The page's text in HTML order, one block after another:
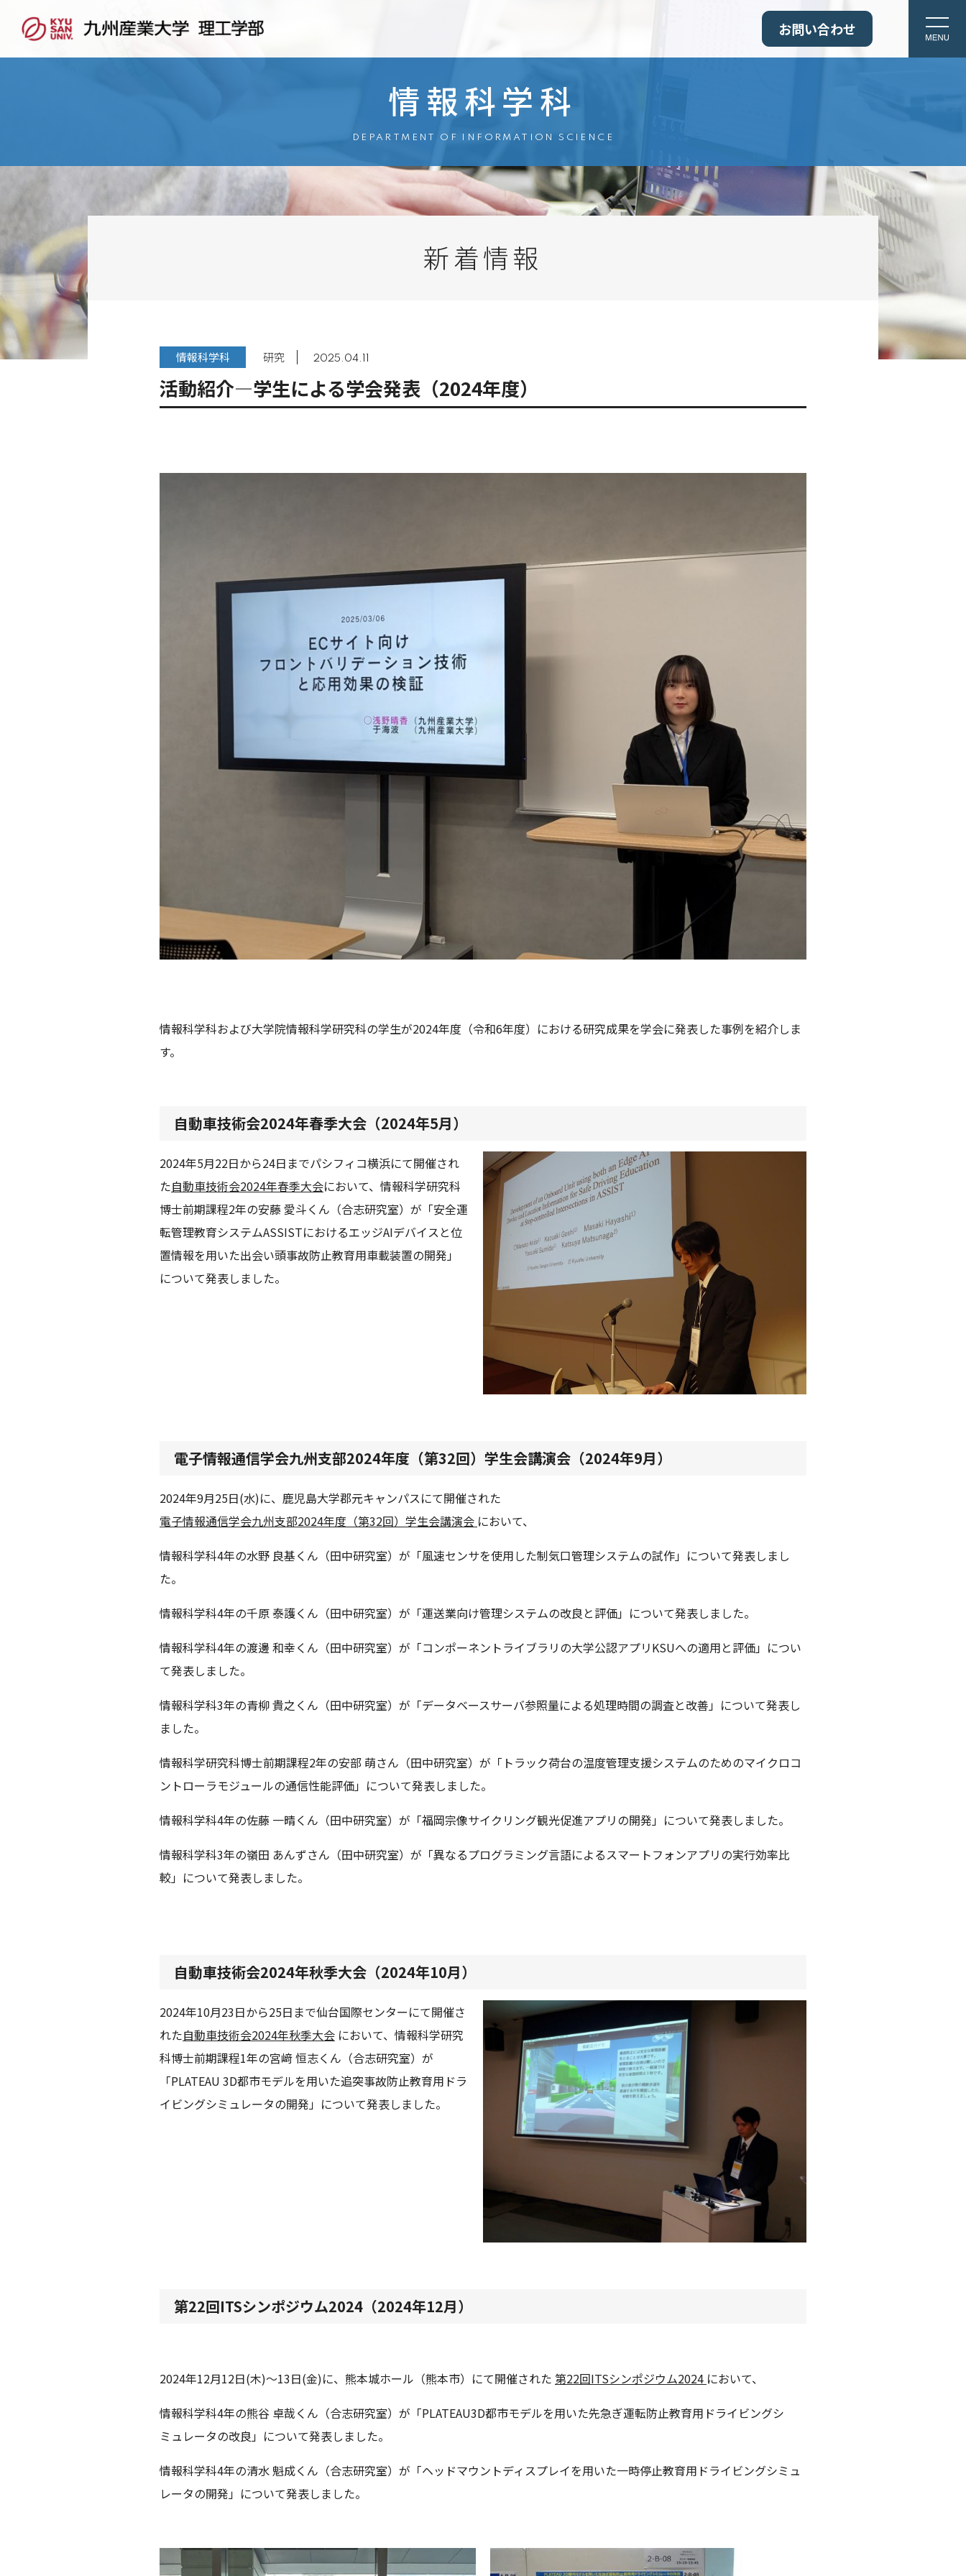
お問い合わせ
情報科学科
DEPARTMENT OF INFORMATION SCIENCE
新着情報
情報科学科 研究 2025.04.11
活動紹介―学生による学会発表（2024年度）
情報科学科および大学院情報科学研究科の学生が2024年度（令和6年度）における研究成果を学会に発表した事例を紹介しま
す。
自動車技術会2024年春季大会（2024年5月）
2024年5月22日から24日までパシフィコ横浜にて開催され
た自動車技術会2024年春季大会において、情報科学研究科
博士前期課程2年の安藤 愛斗くん（合志研究室）が「安全運
転管理教育システムASSISTにおけるエッジAIデバイスと位
置情報を用いた出会い頭事故防止教育用車載装置の開発」
について発表しました。
電子情報通信学会九州支部2024年度（第32回）学生会講演会（2024年9月）
2024年9月25日(水)に、鹿児島大学郡元キャンパスにて開催された
電子情報通信学会九州支部2024年度（第32回）学生会講演会 において、
情報科学科4年の水野 良基くん（田中研究室）が「風速センサを使用した制気口管理システムの試作」について発表しまし
た。
情報科学科4年の千原 泰護くん（田中研究室）が「運送業向け管理システムの改良と評価」について発表しました。
情報科学科4年の渡邊 和幸くん（田中研究室）が「コンポーネントライブラリの大学公認アプリKSUへの適用と評価」につい
て発表しました。
情報科学科3年の青柳 貴之くん（田中研究室）が「データベースサーバ参照量による処理時間の調査と改善」について発表し
ました。
情報科学研究科博士前期課程2年の安部 萌さん（田中研究室）が「トラック荷台の温度管理支援システムのためのマイクロコ
ントローラモジュールの通信性能評価」について発表しました。
情報科学科4年の佐藤 一晴くん（田中研究室）が「福岡宗像サイクリング観光促進アプリの開発」について発表しました。
情報科学科3年の嶺田 あんずさん（田中研究室）が「異なるプログラミング言語によるスマートフォンアプリの実行効率比
較」について発表しました。
自動車技術会2024年秋季大会（2024年10月）
2024年10月23日から25日まで仙台国際センターにて開催さ
れた自動車技術会2024年秋季大会 において、情報科学研究
科博士前期課程1年の宮﨑 恒志くん（合志研究室）が
「PLATEAU 3D都市モデルを用いた追突事故防止教育用ドラ
イビングシミュレータの開発」について発表しました。
第22回ITSシンポジウム2024（2024年12月）
2024年12月12日(木)～13日(金)に、熊本城ホール（熊本市）にて開催された 第22回ITSシンポジウム2024 において、
情報科学科4年の熊谷 卓哉くん（合志研究室）が「PLATEAU3D都市モデルを用いた先急ぎ運転防止教育用ドライビングシ
ミュレータの改良」について発表しました。
情報科学科4年の清水 魁成くん（合志研究室）が「ヘッドマウントディスプレイを用いた一時停止教育用ドライビングシミュ
レータの開発」について発表しました。